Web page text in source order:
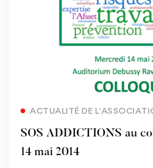
ACTUALITÉ DE
SOS ADDICTIONS au
14 mai 2014